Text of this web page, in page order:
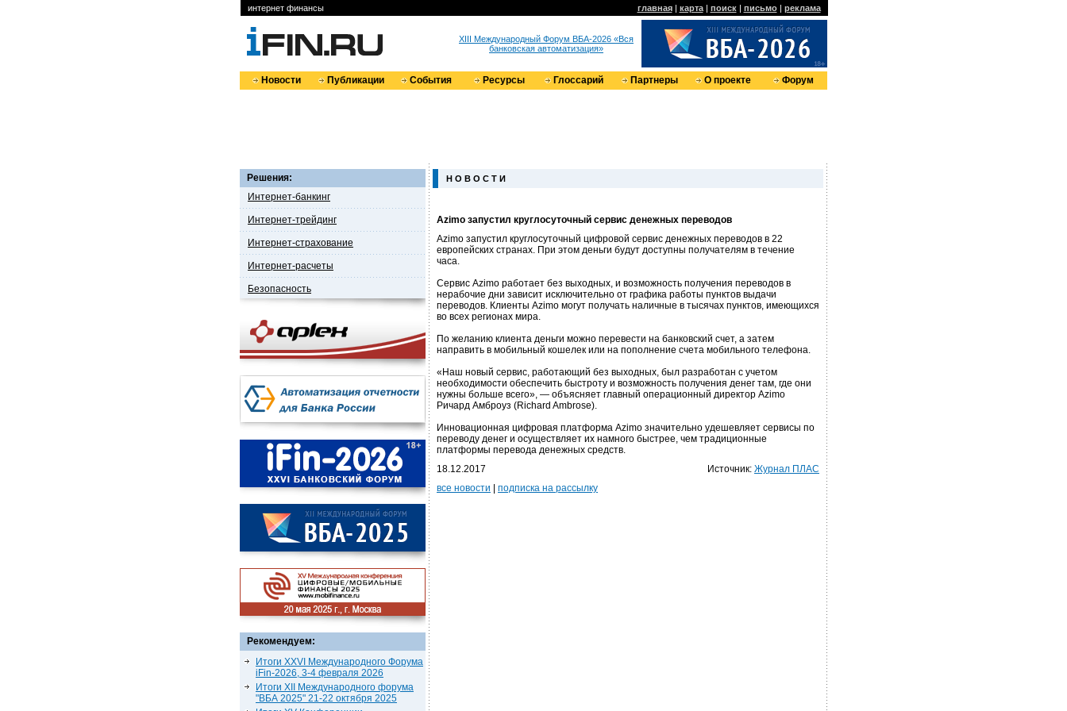
интернет финансы главная| карта| поиск| письмо| реклама
XIII Международный Форум ВБА-2026 «Вся
банковская автоматизация»
Новости Публикации События Ресурсы Глоссарий Партнеры О проекте Форум
Решения:
Интернет-банкинг
Интернет-трейдинг
Интернет-страхование
Интернет-расчеты
Безопасность
Рекомендуем:
Итоги XXVI Международного Форума
iFin-2026, 3-4 февраля 2026
Итоги XII Международного форума
"ВБА 2025" 21-22 октября 2025
Н О В О С Т И
Azimo запустил круглосуточный сервис денежных переводов
Azimo запустил круглосуточный цифровой сервис денежных переводов в 22
европейских странах. При этом деньги будут доступны получателям в течение
часа.
Сервис Azimo работает без выходных, и возможность получения переводов в
нерабочие дни зависит исключительно от графика работы пунктов выдачи
переводов. Клиенты Azimo могут получать наличные в тысячах пунктов, имеющихся
во всех регионах мира.
По желанию клиента деньги можно перевести на банковский счет, а затем
направить в мобильный кошелек или на пополнение счета мобильного телефона.
«Наш новый сервис, работающий без выходных, был разработан с учетом
необходимости обеспечить быстроту и возможность получения денег там, где они
нужны больше всего», — объясняет главный операционный директор Azimo
Ричард Амброуз (Richard Ambrose).
Инновационная цифровая платформа Azimo значительно удешевляет сервисы по
переводу денег и осуществляет их намного быстрее, чем традиционные
платформы перевода денежных средств.
18.12.2017
Источник: Журнал ПЛАС
все новости
подписка на рассылку